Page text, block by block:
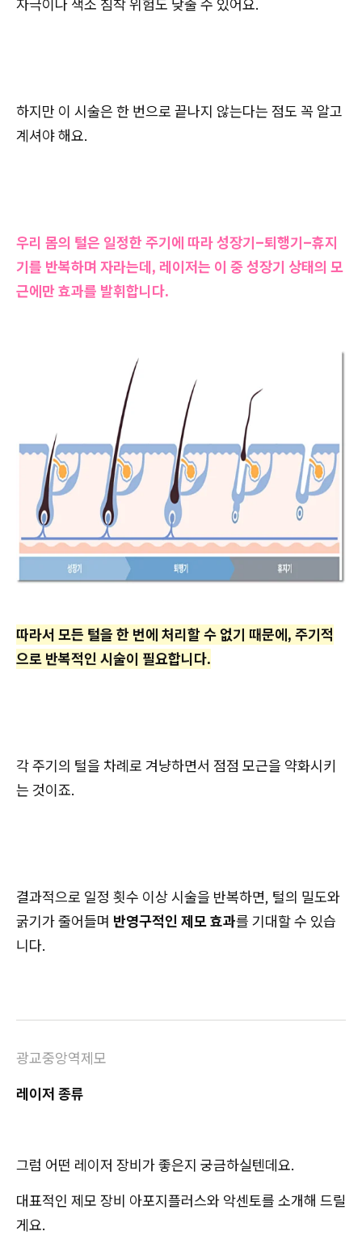
자극이나 색소 침착 위험도 낮출 수 있어요.
하지만 이 시술은 한 번으로 끝나지 않는다는 점도 꼭 알고
계셔야 해요.
우리 몸의 털은 일정한 주기에 따라 성장기–퇴행기–휴지
기를 반복하며 자라는데, 레이저는 이 중 성장기 상태의 모
근에만 효과를 발휘합니다.
따라서 모든 털을 한 번에 처리할 수 없기 때문에, 주기적
으로 반복적인 시술이 필요합니다.
각 주기의 털을 차례로 겨냥하면서 점점 모근을 약화시키
는 것이죠.
결과적으로 일정 횟수 이상 시술을 반복하면, 털의 밀도와
굵기가 줄어들며 반영구적인 제모 효과를 기대할 수 있습
니다.
광교중앙역제모
레이저 종류
그럼 어떤 레이저 장비가 좋은지 궁금하실텐데요.
대표적인 제모 장비 아포지플러스와 악센토를 소개해 드릴
게요.